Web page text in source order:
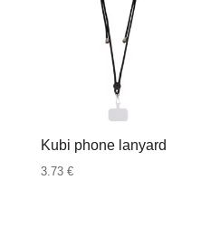
Kubi phone lanyard
3.73 €